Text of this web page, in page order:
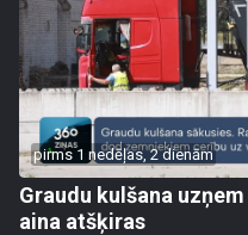
pirms 1 nedēļas, 2 dienām
Graudu kulšana
aina atšķiras